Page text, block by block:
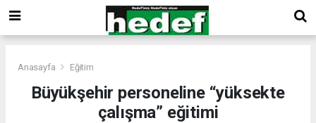
Anasayfa Eğitim
Büyükşehir personeline “yüksekte
çalışma” eğitimi